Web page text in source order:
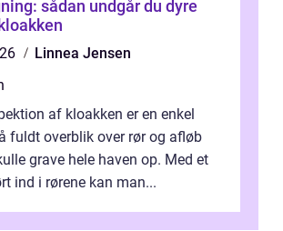
sådan undgår du dyre
Linnea Jensen
af kloakken er en enkel
fuldt overblik over rør og afløb
grave hele haven op. Med et
ind i rørene kan man...